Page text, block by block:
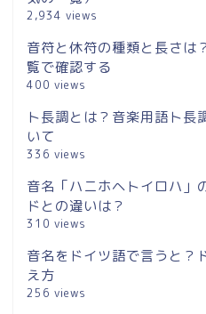
2,934 views
音符と休符の種類と長さは
覧で確認する
400 views
ト長調とは？音楽用語ト長
いて
336 views
音名「ハニホヘトイロハ」
ドとの違いは？
310 views
音名をドイツ語で言うと？
え方
256 views